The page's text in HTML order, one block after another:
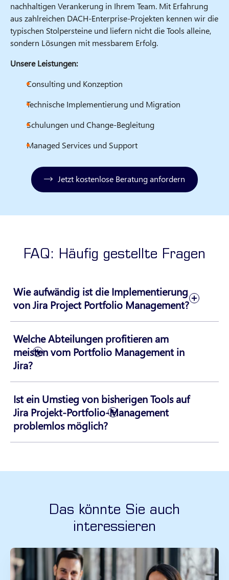
nachhaltigen Verankerung in Ihrem Team. Mit Erfahrung
aus zahlreichen DACH-Enterprise-Projekten kennen wir die
typischen Stolpersteine und liefern nicht die Tools alleine,
sondern Lösungen mit messbarem Erfolg.
Unsere Leistungen:
Consulting und Konzeption
Technische Implementierung und Migration
Schulungen und Change-Begleitung
Managed Services und Support
Jetzt kostenlose Beratung anfordern
FAQ: Häufig gestellte Fragen
Wie aufwändig ist die Implementierung
von Jira Project Portfolio Management?
Welche Abteilungen profitieren am
meisten vom Portfolio Management in
Jira?
Ist ein Umstieg von bisherigen Tools auf
Jira Projekt-Portfolio-Management
problemlos möglich?
Das könnte Sie auch
interessieren